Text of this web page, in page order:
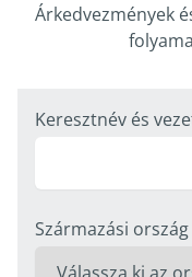
Árkedvezmények
Keresztnév és
Származási ország